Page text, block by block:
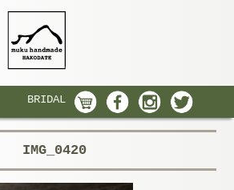
BRIDAL
IMG_0420